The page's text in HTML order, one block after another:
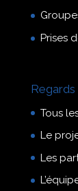
Prises
Regards
Tous
Le
Les